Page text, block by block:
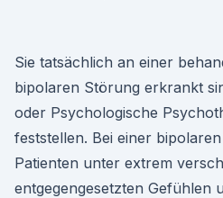
Sie tatsächlich an einer
bipolaren Störung erkrankt
oder Psychologische
feststellen. Bei einer
Patienten unter extrem
entgegengesetzten Gefühlen